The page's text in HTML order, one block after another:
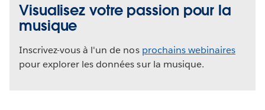
Visualisez votre passion pour la
musique
Inscrivez-vous à l'un de nos prochains webinaires
pour explorer les données sur la musique.